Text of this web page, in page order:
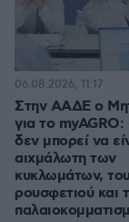
Στην ΑΑΔΕ ο
για το
δεν μπορεί να
αιχμάλωτη των
κυκλωμάτων,
ρουσφετιού και
06.08.2026, 11:17